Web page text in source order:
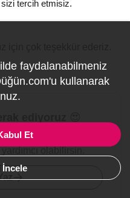
tercih etmisiz.
yazarak evlenecek
faydalanabilmeniz
kullanarak
Et
İncele